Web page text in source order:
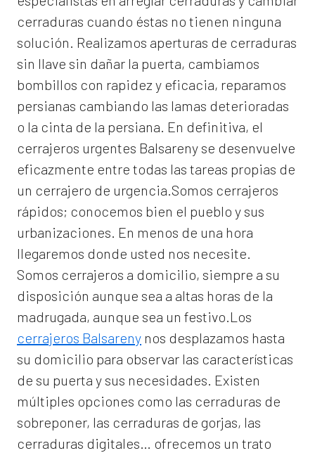
cerraduras cuando éstas no tienen ninguna
solución. Realizamos aperturas de cerraduras
sin llave sin dañar la puerta, cambiamos
bombillos con rapidez y eficacia, reparamos
persianas cambiando las lamas deterioradas
o la cinta de la persiana. En definitiva, el
cerrajeros urgentes Balsareny se desenvuelve
eficazmente entre todas las tareas propias de
un cerrajero de urgencia.Somos cerrajeros
rápidos; conocemos bien el pueblo y sus
urbanizaciones. En menos de una hora
llegaremos donde usted nos necesite.
Somos cerrajeros a domicilio, siempre a su
disposición aunque sea a altas horas de la
madrugada, aunque sea un festivo.Los
cerrajeros Balsareny nos desplazamos hasta
su domicilio para observar las características
de su puerta y sus necesidades. Existen
múltiples opciones como las cerraduras de
sobreponer, las cerraduras de gorjas, las
cerraduras digitales… ofrecemos un trato